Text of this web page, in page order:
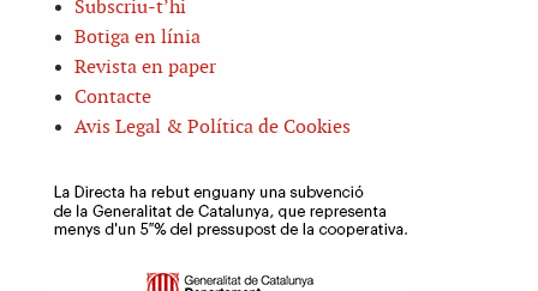
Subscriu-t’hi
Botiga en línia
Revista en paper
Contacte
Avis Legal & Política de Cookies